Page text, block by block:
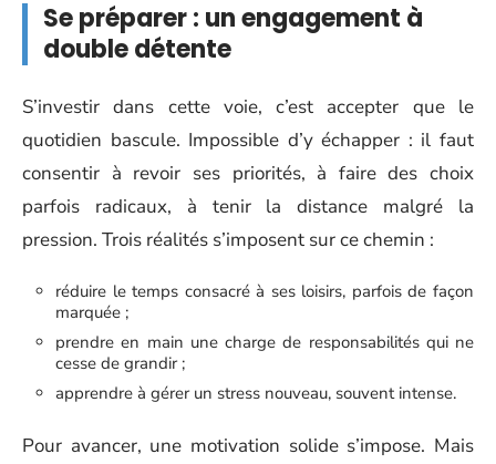
Se préparer : un engagement à
double détente
S’investir dans cette voie, c’est accepter que le
quotidien bascule. Impossible d’y échapper : il faut
consentir à revoir ses priorités, à faire des choix
parfois radicaux, à tenir la distance malgré la
pression. Trois réalités s’imposent sur ce chemin :
réduire le temps consacré à ses loisirs, parfois de façon
marquée ;
prendre en main une charge de responsabilités qui ne
cesse de grandir ;
apprendre à gérer un stress nouveau, souvent intense.
Pour avancer, une motivation solide s’impose. Mais